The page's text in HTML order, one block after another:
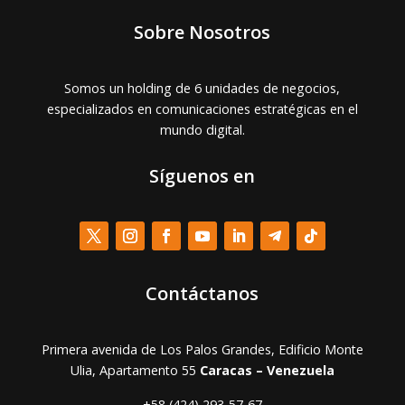
Sobre Nosotros
Somos un holding de 6 unidades de negocios,
especializados en comunicaciones estratégicas en el
mundo digital.
Síguenos en
Contáctanos
Primera avenida de Los Palos Grandes, Edificio Monte
Ulia, Apartamento 55 Caracas – Venezuela